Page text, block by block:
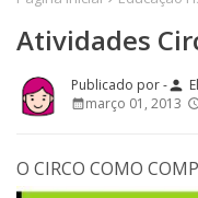
Atividades
person
março 01, 2013
O CIRCO COMO